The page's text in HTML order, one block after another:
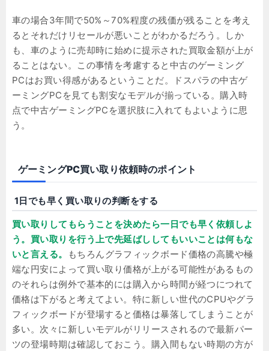
車の場合3年間で50%～70%程度の残価が残ることを考え
るとそれだけリセールが悪いことがわかるだろう。しか
も、車のように売却時に始めに提示された買取金額が上が
ることはない。この事情を考慮すると中古のゲーミング
PCはお買い得感があるということだ。ドスパラの中古ゲ
ーミングPCを見ても割安なモデルが揃っている。購入時
点で中古ゲーミングPCを選択肢に入れてもよいように思
う。
ゲーミングPC買い取り依頼時のポイント
1日でも早く買い取りの判断をする
買い取りしてもらうことを決めたら一日でも早く依頼しよ
う。買い取りを行う上で先延ばししてもいいことは何もな
いと言える。
もちろんグラフィックボード価格の高騰や極
端な円安によって買い取り価格が上がる可能性があるもの
のそれらは例外で基本的には購入から時間が経つにつれて
価格は下がると考えてよい。特に新しい世代のCPUやグラ
フィックボードが登場すると価格は暴落してしまうことが
多い。次々に新しいモデルがリリースされるので最新パー
ツの登場時期は確認しておこう。購入間もない時期の方が